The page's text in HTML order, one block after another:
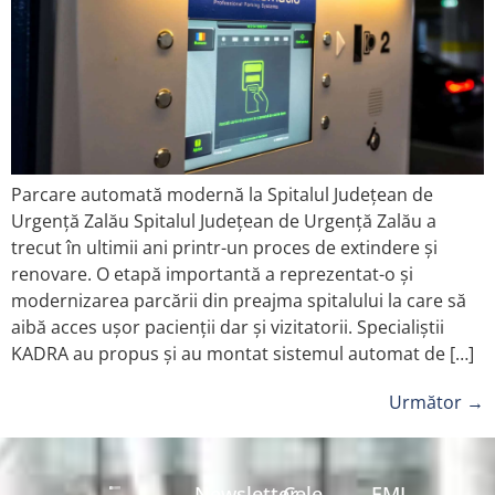
Parcare automată modernă la Spitalul Județean de
Urgență Zalău Spitalul Județean de Urgență Zalău a
trecut în ultimii ani printr-un proces de extindere și
renovare. O etapă importantă a reprezentat-o și
modernizarea parcării din preajma spitalului la care să
aibă acces ușor pacienții dar și vizitatorii. Specialiștii
KADRA au propus și au montat sistemul automat de […]
Următor →